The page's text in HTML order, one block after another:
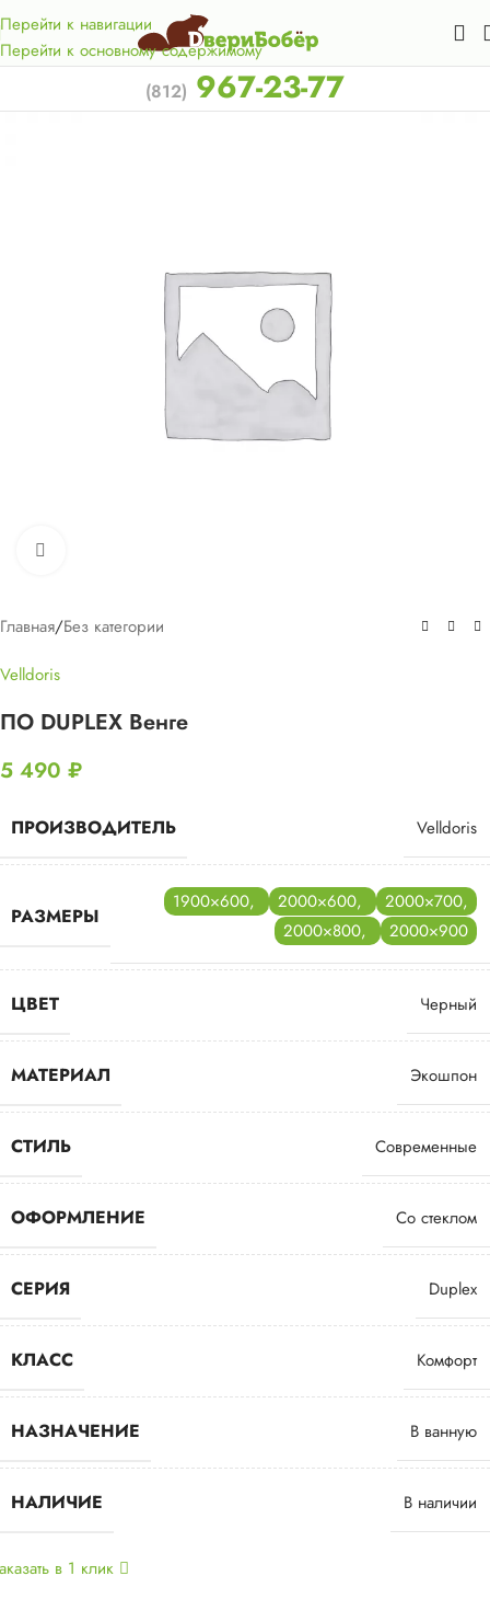
Перейти к навигации
Перейти к основному содержимому
км. от КАД.
(812) 967-23-77
Главная/Без категории
Velldoris
ПО DUPLEX Венге
5 490 ₽
ПРОИЗВОДИТЕЛЬ Velldoris
РАЗМЕРЫ
1900×600, 2000×600, 2000×700,
2000×800, 2000×900
ЦВЕТ Черный
МАТЕРИАЛ Экошпон
СТИЛЬ Современные
ОФОРМЛЕНИЕ Со стеклом
СЕРИЯ Duplex
КЛАСС Комфорт
НАЗНАЧЕНИЕ В ванную
НАЛИЧИЕ В наличии
в 1 клик